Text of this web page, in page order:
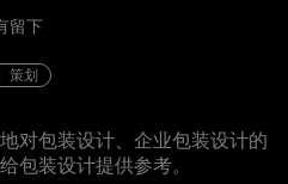
留下
策划
对包装设计、企业包装设计的
包装设计提供参考。